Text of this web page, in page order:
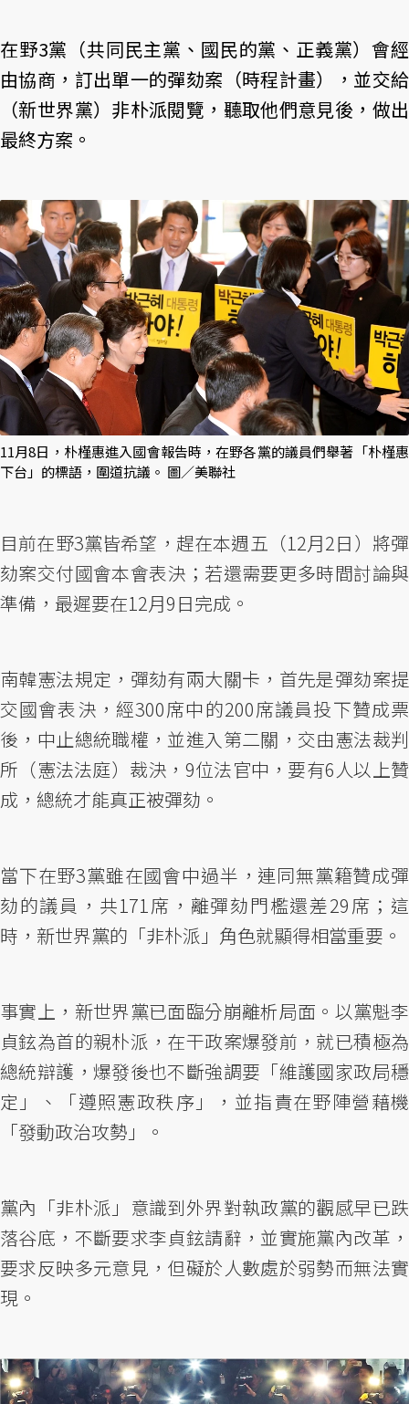
在野3黨（共同民主黨、國民的黨、正義黨）會經
由協商，訂出單一的彈劾案（時程計畫），並交給
（新世界黨）非朴派閱覽，聽取他們意見後，做出
最終方案。
11月8日，朴槿惠進入國會報告時，在野各黨的議員們舉著「朴槿惠
下台」的標語，圍道抗議。 圖／美聯社
目前在野3黨皆希望，趕在本週五（12月2日）將彈
劾案交付國會本會表決；若還需要更多時間討論與
準備，最遲要在12月9日完成。
南韓憲法規定，彈劾有兩大關卡，首先是彈劾案提
交國會表決，經300席中的200席議員投下贊成票
後，中止總統職權，並進入第二關，交由憲法裁判
所（憲法法庭）裁決，9位法官中，要有6人以上贊
成，總統才能真正被彈劾。
當下在野3黨雖在國會中過半，連同無黨籍贊成彈
劾的議員，共171席，離彈劾門檻還差29席；這
時，新世界黨的「非朴派」角色就顯得相當重要。
事實上，新世界黨已面臨分崩離析局面。以黨魁李
貞鉉為首的親朴派，在干政案爆發前，就已積極為
總統辯護，爆發後也不斷強調要「維護國家政局穩
定」、「遵照憲政秩序」，並指責在野陣營藉機
「發動政治攻勢」。
黨內「非朴派」意識到外界對執政黨的觀感早已跌
落谷底，不斷要求李貞鉉請辭，並實施黨內改革，
要求反映多元意見，但礙於人數處於弱勢而無法實
現。